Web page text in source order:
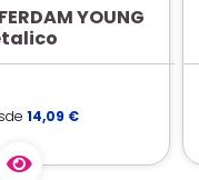
YOUNG
14,09 €